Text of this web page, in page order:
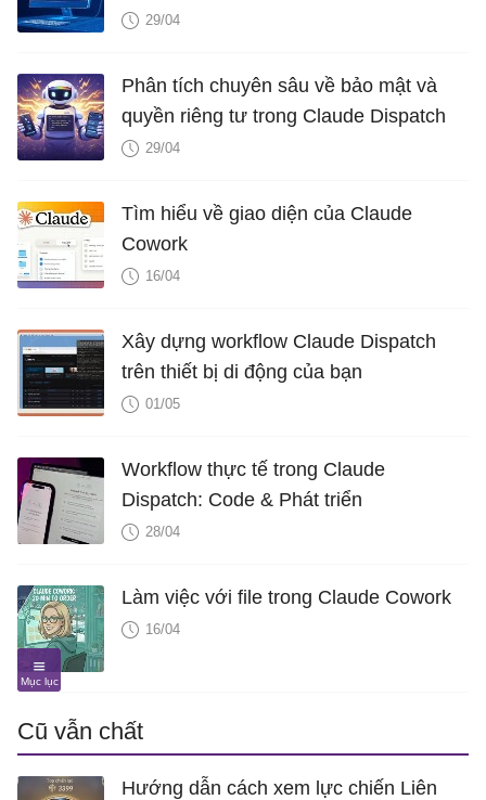
doanh
29/04
Phân tích chuyên sâu về bảo mật và
quyền riêng tư trong Claude Dispatch
29/04
Tìm hiểu về giao diện của Claude
Cowork
16/04
Xây dựng workflow Claude Dispatch
trên thiết bị di động của bạn
01/05
Workflow thực tế trong Claude
Dispatch: Code & Phát triển
28/04
Làm việc với file trong Claude Cowork
16/04
Cũ vẫn chất
Hướng dẫn cách xem lực chiến Liên